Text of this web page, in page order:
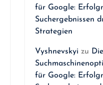
für Google:
Suchergebnissen
Strategien
Vyshnevskyi zu
für Google: